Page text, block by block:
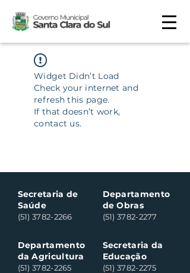
Widget Didn’t Load
Check your internet and
refresh this page.
If that doesn’t work,
contact us.
Secretaria de
Saúde
(51) 3782-2266
Departamento
da Agricultura
(51) 3782-2265
Departamento
de Obras
(51) 3782-2277
Secretaria da
Educação
(51) 3782-2275